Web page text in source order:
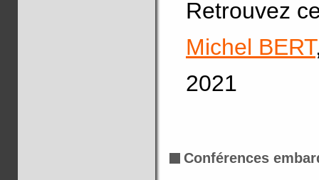
Retrouvez
Michel BERT
2021
Conférences